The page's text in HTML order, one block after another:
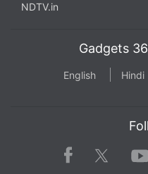
NDTV.in
Gadgets
English Hindi
Facebook Twitter